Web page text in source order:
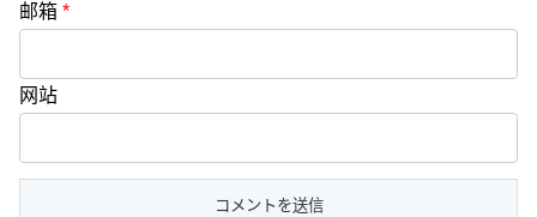
邮箱 *
网站